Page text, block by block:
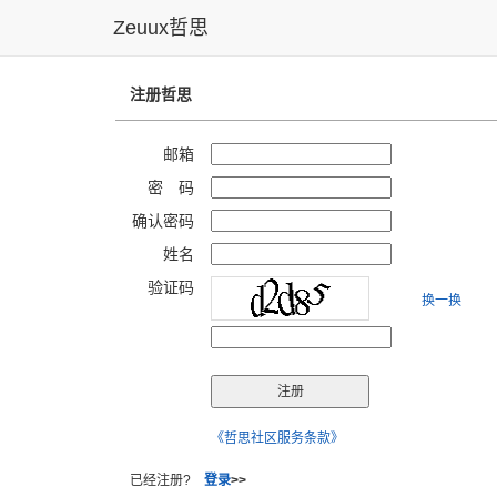
Zeuux哲思
注册哲思
邮箱
密 码
确认密码
姓名
验证码
换一换
《哲思社区服务条款》
已经注册? 登录>>